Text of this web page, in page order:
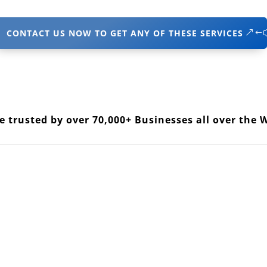
CONTACT US NOW TO GET ANY OF THESE SERVICES
trusted by over 70,000+ Businesses all over the